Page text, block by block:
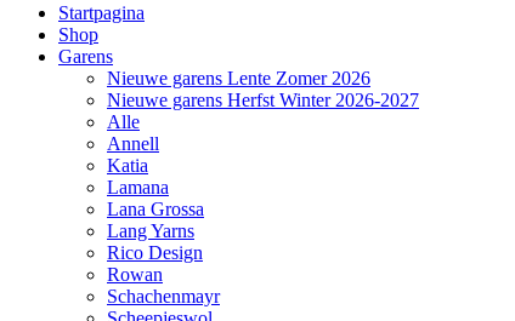
Startpagina
Shop
Garens
Nieuwe garens Lente Zomer 2026
Nieuwe garens Herfst Winter 2026-2027
Alle
Annell
Katia
Lamana
Lana Grossa
Lang Yarns
Rico Design
Rowan
Schachenmayr